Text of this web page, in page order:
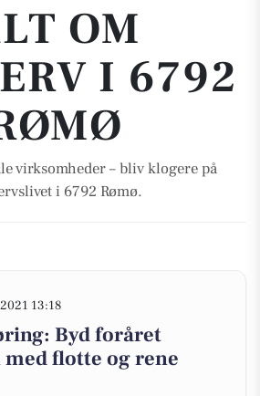
OM
I 6792
virksomheder – bliv klogere på
i 6792 Rømø.
13:18
Byd foråret
flotte og rene